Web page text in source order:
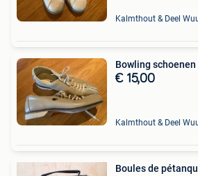
Kalmthout & Deel
Bowling schoenen
€ 15,00
Kalmthout & Deel
Boules de